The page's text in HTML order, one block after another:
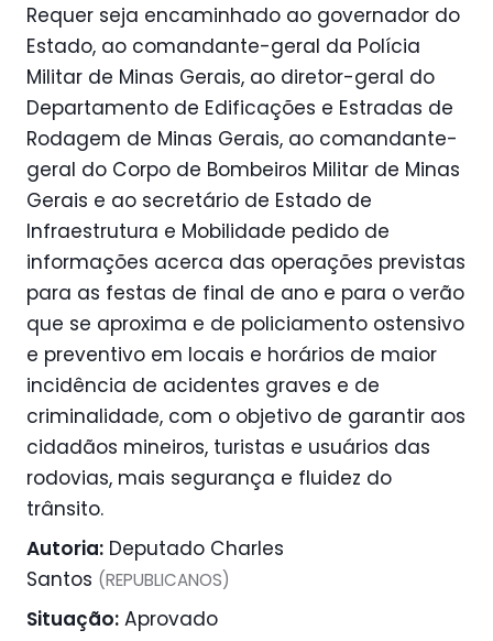
Requer seja encaminhado ao governador do
Estado, ao comandante-geral da Polícia
Militar de Minas Gerais, ao diretor-geral do
Departamento de Edificações e Estradas de
Rodagem de Minas Gerais, ao comandante-
geral do Corpo de Bombeiros Militar de Minas
Gerais e ao secretário de Estado de
Infraestrutura e Mobilidade pedido de
informações acerca das operações previstas
para as festas de final de ano e para o verão
que se aproxima e de policiamento ostensivo
e preventivo em locais e horários de maior
incidência de acidentes graves e de
criminalidade, com o objetivo de garantir aos
cidadãos mineiros, turistas e usuários das
rodovias, mais segurança e fluidez do
trânsito.
Autoria: Deputado Charles
Santos (REPUBLICANOS)
Situação: Aprovado